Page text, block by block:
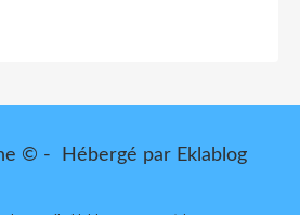
© - Hébergé par Eklablog